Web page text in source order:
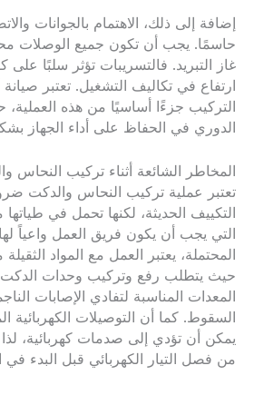
إضافة إلى ذلك، الاهتمام بالجوانات
حاسمًا. يجب أن تكون جميع الوصلات
غاز التبريد. فالتسريبات تؤثر سلبًا على
ارتفاع في تكاليف التشغيل. تعتبر
التركيب جزءًا أساسيًا من هذه
الدوري في الحفاظ على أداء الجهاز
المخاطر الشائعة أثناء تركيب النحاس
تعتبر عملية تركيب النحاس والدكت
التكييف الحديثة، لكنها تحمل في
التي يجب أن يكون فريق العمل واعياً
المحتملة، يعتبر العمل مع المواد
حيث يتطلب رفع وتركيب وحدات الدكت
المعدات المناسبة لتفادي الإصابات
السقوط. كما أن التوصيلات الكهربائية
يمكن أن تؤدي إلى صدمات كهربائية،
من فصل التيار الكهربائي قبل البدء في